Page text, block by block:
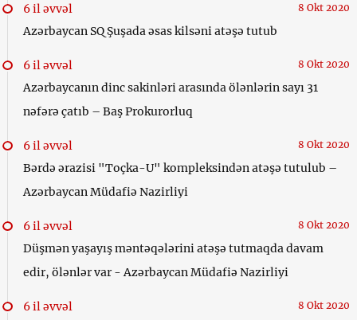
6 il əvvəl 8 Okt 2020
Azərbaycan SQ Şuşada əsas kilsəni atəşə tutub
6 il əvvəl 8 Okt 2020
Azərbaycanın dinc sakinləri arasında ölənlərin sayı 31
nəfərə çatıb – Baş Prokurorluq
6 il əvvəl 8 Okt 2020
Bərdə ərazisi "Toçka-U" kompleksindən atəşə tutulub –
Azərbaycan Müdafiə Nazirliyi
6 il əvvəl 8 Okt 2020
Düşmən yaşayış məntəqələrini atəşə tutmaqda davam
edir, ölənlər var - Azərbaycan Müdafiə Nazirliyi
6 il əvvəl 8 Okt 2020